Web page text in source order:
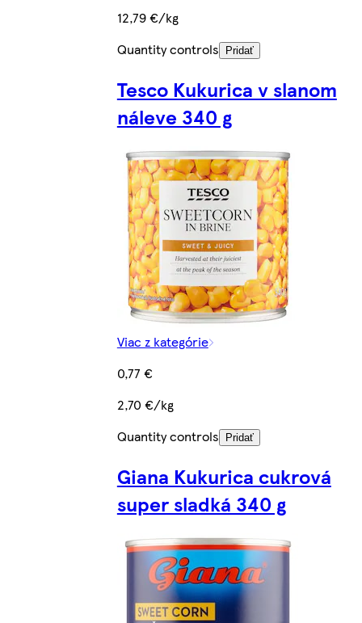
12,79 €/kg
Quantity controls
Pridať
Tesco Kukurica v slanom
náleve 340 g
Viac z kategórie
0,77 €
2,70 €/kg
Quantity controls
Pridať
Giana Kukurica cukrová
super sladká 340 g